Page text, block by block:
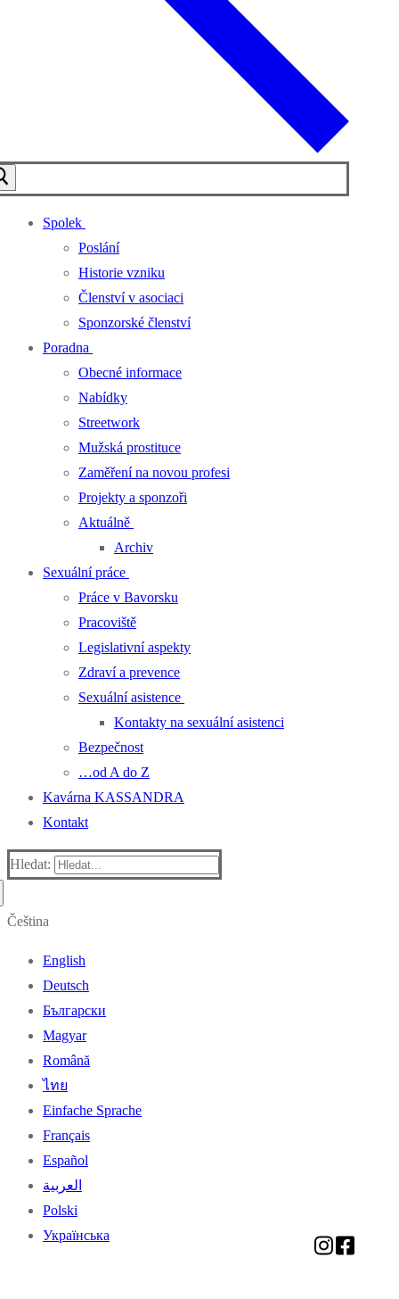
Spolek
Poslání
Historie vzniku
Členství v asociaci
Sponzorské členství
Poradna
Obecné informace
Nabídky
Streetwork
Mužská prostituce
Zaměření na novou profesi
Projekty a sponzoři
Aktuálně
Archiv
Sexuální práce
Práce v Bavorsku
Pracoviště
Legislativní aspekty
Zdraví a prevence
Sexuální asistence
Kontakty na sexuální asistenci
Bezpečnost
…od A do Z
Kavárna KASSANDRA
Kontakt
Hledat:
Čeština
English
Deutsch
Български
Magyar
Română
ไทย
Einfache Sprache
Français
Español
العربية
Polski
Українська